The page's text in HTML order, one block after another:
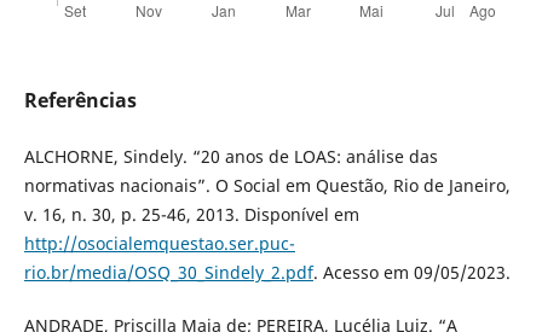
Referências
ALCHORNE, Sindely. “20 anos de LOAS: análise das
normativas nacionais”. O Social em Questão, Rio de Janeiro,
v. 16, n. 30, p. 25-46, 2013. Disponível em
http://osocialemquestao.ser.puc-
rio.br/media/OSQ_30_Sindely_2.pdf. Acesso em 09/05/2023.
ANDRADE, Priscilla Maia de; PEREIRA, Lucélia Luiz. “A